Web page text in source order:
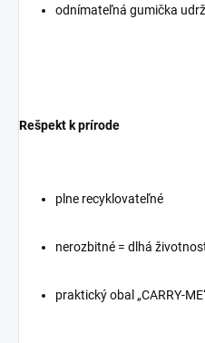
odnímateľná gumička
Rešpekt k prírode
plne recyklovateľné
nerozbitné = dlhá
praktický obal „CARRY-